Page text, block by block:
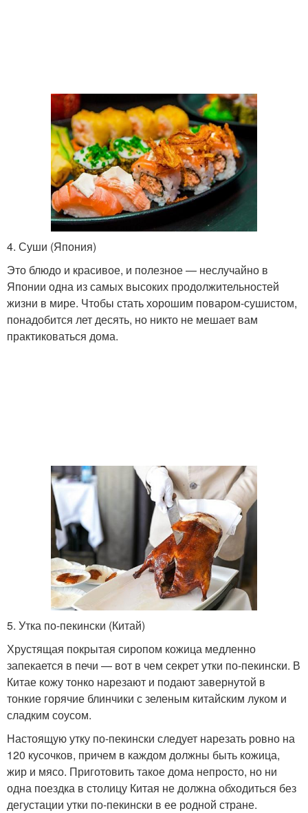
4. Суши (Япония)
Это блюдо и красивое, и полезное — неслучайно в
Японии одна из самых высоких продолжительностей
жизни в мире. Чтобы стать хорошим поваром-сушистом,
понадобится лет десять, но никто не мешает вам
практиковаться дома.
5. Утка по-пекински (Китай)
Хрустящая покрытая сиропом кожица медленно
запекается в печи — вот в чем секрет утки по-пекински. В
Китае кожу тонко нарезают и подают завернутой в
тонкие горячие блинчики с зеленым китайским луком и
сладким соусом.
Настоящую утку по-пекински следует нарезать ровно на
120 кусочков, причем в каждом должны быть кожица,
жир и мясо. Приготовить такое дома непросто, но ни
одна поездка в столицу Китая не должна обходиться без
дегустации утки по-пекински в ее родной стране.